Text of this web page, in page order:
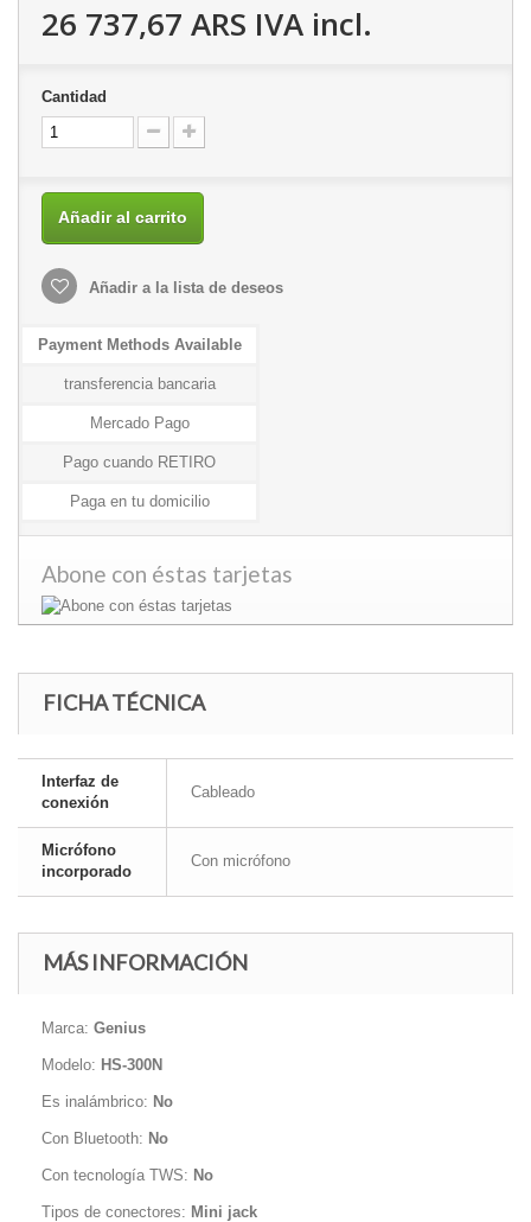
26 737,67 ARS IVA incl.
Cantidad
Añadir al carrito
Añadir a la lista de deseos
Payment Methods Available
transferencia bancaria
Mercado Pago
Pago cuando RETIRO
Paga en tu domicilio
Abone con éstas tarjetas
FICHA TÉCNICA
Interfaz de
conexión
Cableado
Micrófono
incorporado
Con micrófono
MÁS INFORMACIÓN
Marca: Genius
Modelo: HS-300N
Es inalámbrico: No
Con Bluetooth: No
Con tecnología TWS: No
Tipos de conectores: Mini jack